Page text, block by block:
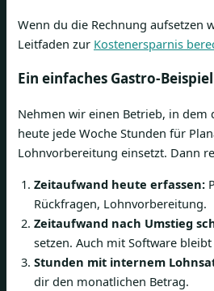
Wenn du die Rechnung aufsetzen
Leitfaden zur Kostenersparnis
Ein einfaches Gastro-Beispiel
Nehmen wir einen Betrieb, in dem
heute jede Woche Stunden für
Lohnvorbereitung einsetzt. Dann
Zeitaufwand heute erfassen:
Rückfragen, Lohnvorbereitung.
Zeitaufwand nach Umstieg
setzen. Auch mit Software
Stunden mit internem
dir den monatlichen Betrag.